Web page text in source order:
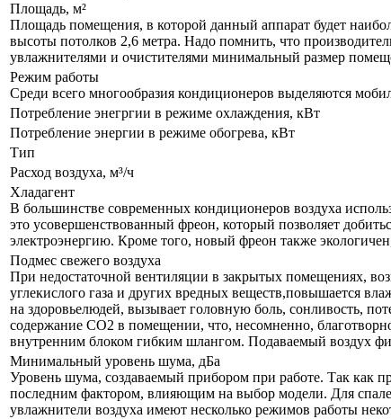
Площадь, м²
Площадь помещения, в которой данный аппарат будет
высоты потолков 2,6 метра. Надо помнить, что
увлажнителями и очистителями минимальный размер
Режим работы
Среди всего многообразия кондиционеров выделяются
Потребление энегргии в режиме охлаждения, кВт
Потребление энергии в режиме обогрева, кВт
Тип
Расход воздуха, м³/ч
Хладагент
В большинстве современных кондиционеров воздуха
это усовершенствованный фреон, который позволяет
электроэнергию. Кроме того, новый фреон также
Подмес свежего воздуха
При недостаточной вентиляции в закрытых помещениях,
углекислого газа и других вредных веществ,повышается
на здоровьелюдей, вызывает головную боль, сонливость,
содержание СО2 в помещении, что, несомненно,
внутренним блоком гибким шлангом. Подаваемый воздух
Минимальный уровень шума, дБа
Уровень шума, создаваемый прибором при работе. Так как
последним фактором, влияющим на выбор модели. Для
увлажнители воздуха имеют несколько режимов работы